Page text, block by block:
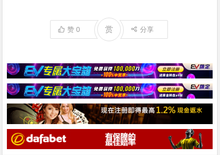
赞0 赏 分享